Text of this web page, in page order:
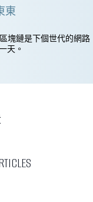
東
塊鏈是下個世代的網路
天。